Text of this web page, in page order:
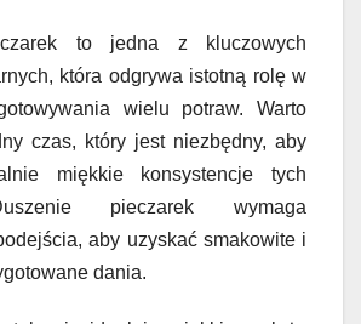
to jedna z kluczowych
która odgrywa istotną rolę w
wielu potraw. Warto
czas, który jest niezbędny, aby
miękkie konsystencje tych
pieczarek wymaga
aby uzyskać smakowite i
dania.